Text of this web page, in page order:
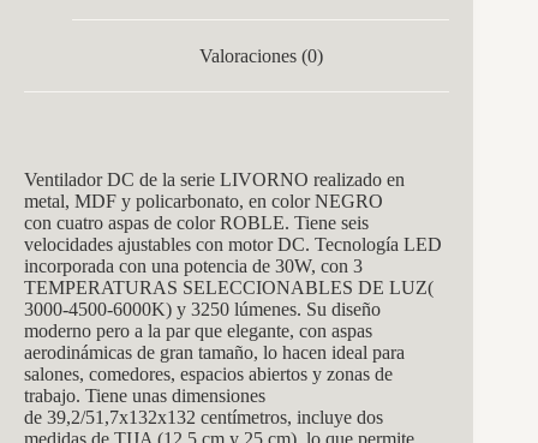
Valoraciones (0)
Ventilador DC de la serie LIVORNO realizado en
metal, MDF y policarbonato, en color NEGRO
con cuatro aspas de color ROBLE. Tiene seis
velocidades ajustables con motor DC. Tecnología LED
incorporada con una potencia de 30W, con 3
TEMPERATURAS SELECCIONABLES DE LUZ(
3000-4500-6000K) y 3250 lúmenes. Su diseño
moderno pero a la par que elegante, con aspas
aerodinámicas de gran tamaño, lo hacen ideal para
salones, comedores, espacios abiertos y zonas de
trabajo. Tiene unas dimensiones
de 39,2/51,7x132x132 centímetros, incluye dos